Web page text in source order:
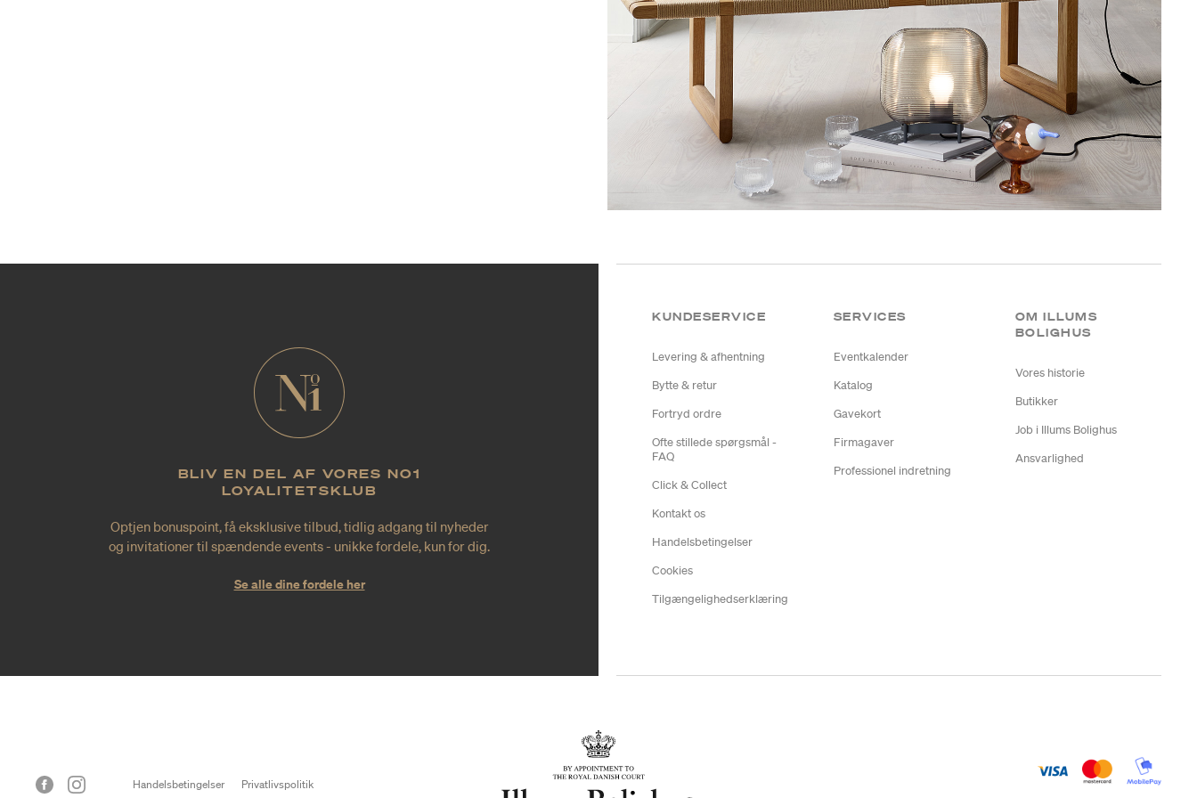
BLIV EN DEL AF VORES NO1
LOYALITETSKLUB
Optjen bonuspoint, få eksklusive tilbud, tidlig adgang til nyheder
og invitationer til spændende events - unikke fordele, kun for dig.
Se alle dine fordele her
KUNDESERVICE
Levering & afhentning
Bytte & retur
Fortryd ordre
Ofte stillede spørgsmål -
FAQ
Click & Collect
Kontakt os
Handelsbetingelser
Cookies
Tilgængelighedserklæring
SERVICES
Eventkalender
Katalog
Gavekort
Firmagaver
Professionel indretning
OM ILLUMS
BOLIGHUS
Vores historie
Butikker
Job i Illums Bolighus
Ansvarlighed
Handelsbetingelser Privatlivspolitik